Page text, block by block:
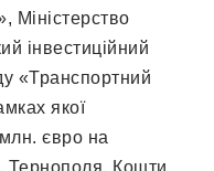
Міністерство
інвестиційний
«Транспортний
якої
євро на